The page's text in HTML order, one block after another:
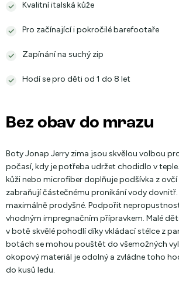
Kvalitní italská kůže
Pro začínající i pokročilé barefootaře
Zapínání na suchý zip
Hodí se pro děti od 1 do 8 let
Bez obav do mrazu
Boty Jonap Jerry zima jsou skvělou volbou
počasí, kdy je potřeba udržet chodidlo v
kůži nebo microfiber doplňuje podšívka z ovčí
zabraňují částečnému pronikání vody
maximálně prodyšné. Podpořit
vhodným impregnačním přípravkem. Malé
v botě skvělé pohodlí díky vkládací stélce z
botách se mohou pouštět do všemožných
okopový materiál je odolný a zvládne toho
do kusů ledu.